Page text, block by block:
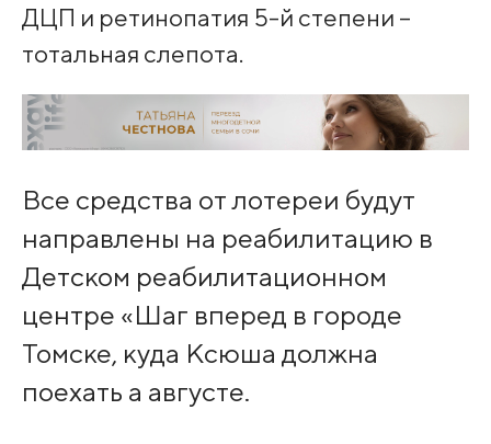
ДЦП и ретинопатия 5-й степени –
тотальная слепота.
Все средства от лотереи будут
направлены на реабилитацию в
Детском реабилитационном
центре «Шаг вперед в городе
Томске, куда Ксюша должна
поехать а августе.